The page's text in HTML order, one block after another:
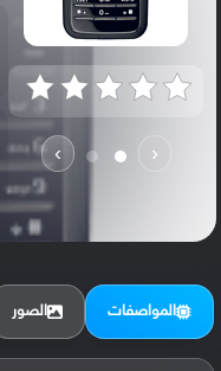
‹
›
المواصفات الصور